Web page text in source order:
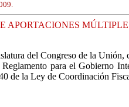
del Congreso de la Unión,
para el Gobierno
de la Ley de Coordinación